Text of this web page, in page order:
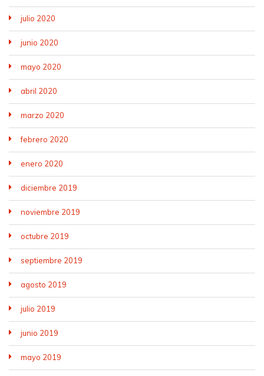
julio 2020
junio 2020
mayo 2020
abril 2020
marzo 2020
febrero 2020
enero 2020
diciembre 2019
noviembre 2019
octubre 2019
septiembre 2019
agosto 2019
julio 2019
junio 2019
mayo 2019